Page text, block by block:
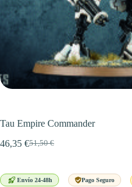
Tau Empire Commander
51,50€
El
era:
46,35 €El
es:
Envío 24-48h Pago Seguro